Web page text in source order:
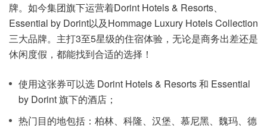
牌。如今集团旗下运营着Dorint Hotels & Resorts、
Essential by Dorint以及Hommage Luxury Hotels Collection
三大品牌。主打3至5星级的住宿体验，无论是商务出差还是
休闲度假，都能找到合适的选择！
使用这张券可以选 Dorint Hotels & Resorts 和 Essential
by Dorint 旗下的酒店；
热门目的地包括：柏林、科隆、汉堡、慕尼黑、魏玛、德